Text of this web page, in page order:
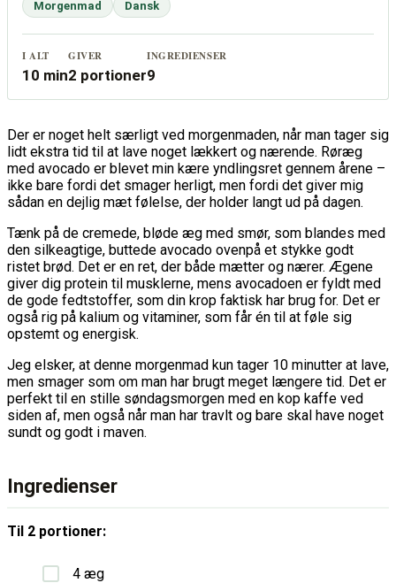
Morgenmad Dansk
I ALT
10 min
GIVER
2 portioner
INGREDIENSER
9
Der er noget helt særligt ved morgenmaden, når man tager sig
lidt ekstra tid til at lave noget lækkert og nærende. Røræg
med avocado er blevet min kære yndlingsret gennem årene –
ikke bare fordi det smager herligt, men fordi det giver mig
sådan en dejlig mæt følelse, der holder langt ud på dagen.
Tænk på de cremede, bløde æg med smør, som blandes med
den silkeagtige, buttede avocado ovenpå et stykke godt
ristet brød. Det er en ret, der både mætter og nærer. Ægene
giver dig protein til musklerne, mens avocadoen er fyldt med
de gode fedtstoffer, som din krop faktisk har brug for. Det er
også rig på kalium og vitaminer, som får én til at føle sig
opstemt og energisk.
Jeg elsker, at denne morgenmad kun tager 10 minutter at lave,
men smager som om man har brugt meget længere tid. Det er
perfekt til en stille søndagsmorgen med en kop kaffe ved
siden af, men også når man har travlt og bare skal have noget
sundt og godt i maven.
Ingredienser
Til 2 portioner:
4 æg